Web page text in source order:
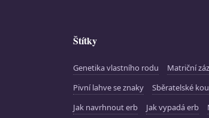
Štítky
Genetika vlastního rodu Matriční
Pivní lahve se znaky
Sběratelské
Jak navrhnout erb
Jak vypadá erb